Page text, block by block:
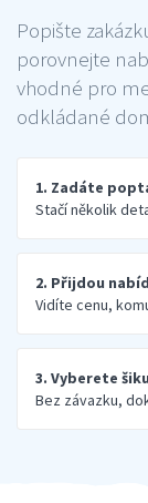
Popište
porovnejte
vhodné pro
odkládané
1. Zadáte
Stačí několik
2. Přijdou
Vidíte cenu,
3. Vyberete
Bez závazku,